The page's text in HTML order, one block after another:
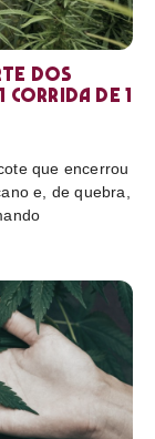
dos
corrida de 1
que encerrou
e, de quebra,